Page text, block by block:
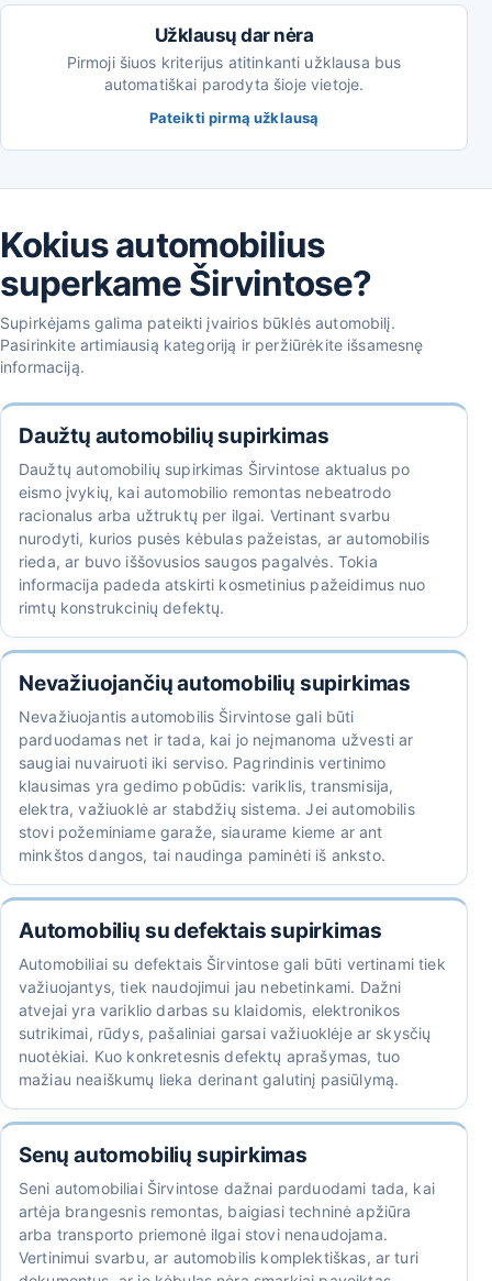
Užklausų dar nėra
Pirmoji šiuos kriterijus atitinkanti užklausa bus
automatiškai parodyta šioje vietoje.
Pateikti pirmą užklausą
Kokius automobilius
superkame Širvintose?
Supirkėjams galima pateikti įvairios būklės automobilį.
Pasirinkite artimiausią kategoriją ir peržiūrėkite išsamesnę
informaciją.
Daužtų automobilių supirkimas
Daužtų automobilių supirkimas Širvintose aktualus po
eismo įvykių, kai automobilio remontas nebeatrodo
racionalus arba užtruktų per ilgai. Vertinant svarbu
nurodyti, kurios pusės kėbulas pažeistas, ar automobilis
rieda, ar buvo iššovusios saugos pagalvės. Tokia
informacija padeda atskirti kosmetinius pažeidimus nuo
rimtų konstrukcinių defektų.
Nevažiuojančių automobilių supirkimas
Nevažiuojantis automobilis Širvintose gali būti
parduodamas net ir tada, kai jo neįmanoma užvesti ar
saugiai nuvairuoti iki serviso. Pagrindinis vertinimo
klausimas yra gedimo pobūdis: variklis, transmisija,
elektra, važiuoklė ar stabdžių sistema. Jei automobilis
stovi požeminiame garaže, siaurame kieme ar ant
minkštos dangos, tai naudinga paminėti iš anksto.
Automobilių su defektais supirkimas
Automobiliai su defektais Širvintose gali būti vertinami tiek
važiuojantys, tiek naudojimui jau nebetinkami. Dažni
atvejai yra variklio darbas su klaidomis, elektronikos
sutrikimai, rūdys, pašaliniai garsai važiuoklėje ar skysčių
nuotėkiai. Kuo konkretesnis defektų aprašymas, tuo
mažiau neaiškumų lieka derinant galutinį pasiūlymą.
Senų automobilių supirkimas
Seni automobiliai Širvintose dažnai parduodami tada, kai
artėja brangesnis remontas, baigiasi techninė apžiūra
arba transporto priemonė ilgai stovi nenaudojama.
Vertinimui svarbu, ar automobilis komplektiškas, ar turi